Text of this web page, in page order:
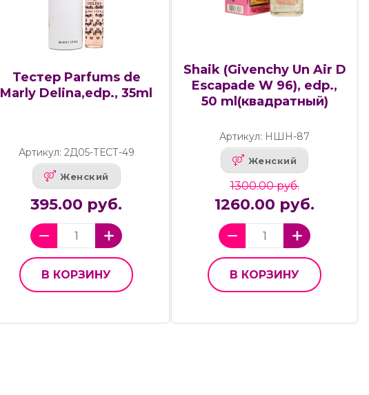
Тестер Parfums de
Marly Delina,edp., 35ml
Артикул: 2Д05-ТЕСТ-49
Женский
395.00 руб.
В КОРЗИНУ
Shaik (Givenchy Un Air D
Escapade W 96), edp.,
50 ml(квадратный)
Артикул: НШН-87
Женский
1300.00 руб.
1260.00 руб.
В КОРЗИНУ